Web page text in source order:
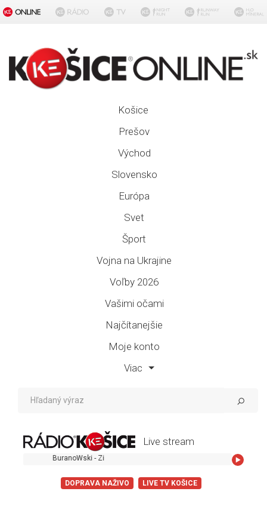
Košice
Prešov
Východ
Slovensko
Európa
Svet
Šport
Vojna na Ukrajine
Voľby 2026
Vašimi očami
Najčítanejšie
Moje konto
Viac
Live stream
BuranoWski - Zi
DOPRAVA NAŽIVO LIVE TV KOŠICE